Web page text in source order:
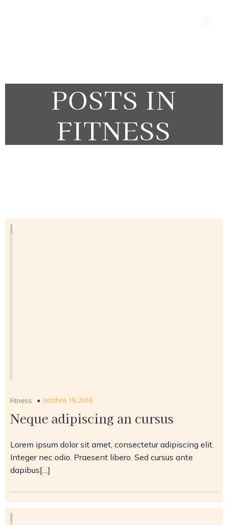
POSTS IN
FITNESS
Fitness octobre 19, 2016
Neque adipiscing an cursus
Lorem ipsum dolor sit amet, consectetur adipiscing elit.
Integer nec odio. Praesent libero. Sed cursus ante
dapibus[…]